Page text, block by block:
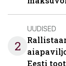
2
UUDISED
Eesti